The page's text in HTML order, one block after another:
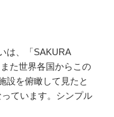
は、「SAKURA
た世界各国からこの
設を俯瞰して見たと
ています。シンプル